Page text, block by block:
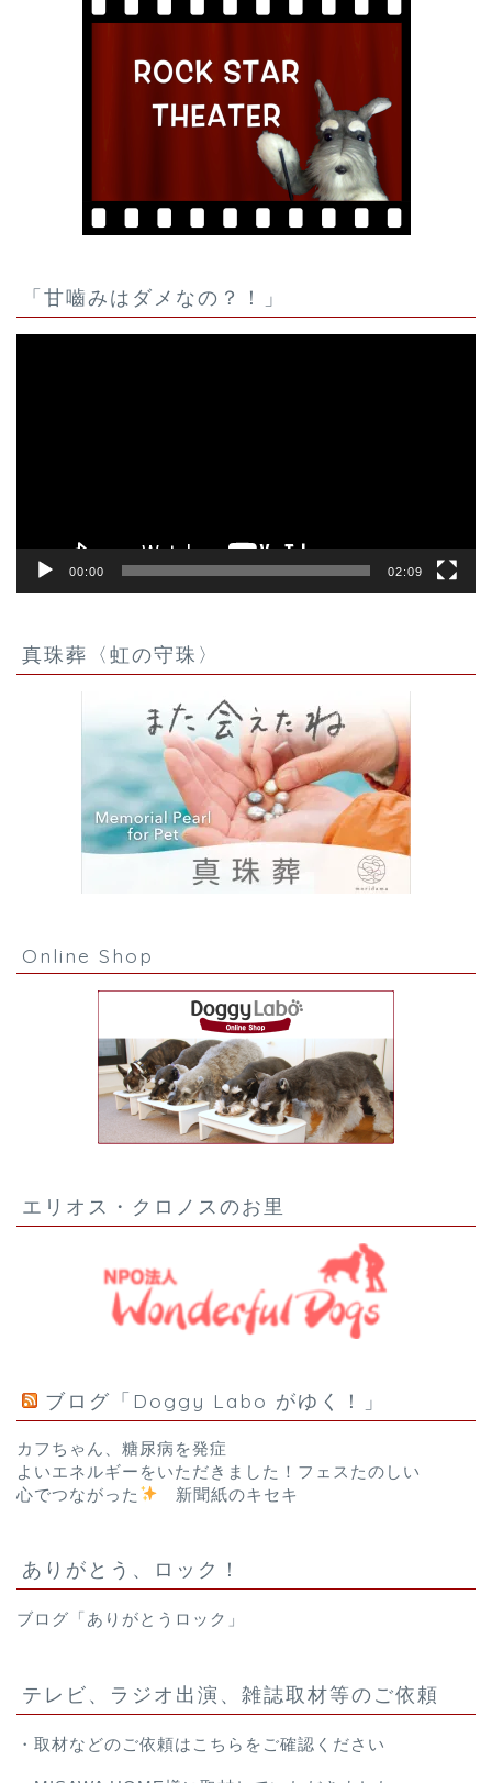
「甘嚙みはダメなの？！」
00:00 02:09
真珠葬〈虹の守珠〉
Online Shop
エリオス・クロノスのお里
ブログ「Doggy Labo がゆく！」
カフちゃん、糖尿病を発症
よいエネルギーをいただきました！フェスたのしい
心でつながった
新聞紙のキセキ
ありがとう、ロック！
ブログ「ありがとうロック」
テレビ、ラジオ出演、雑誌取材等のご依頼
・取材などのご依頼は こちら をご確認ください